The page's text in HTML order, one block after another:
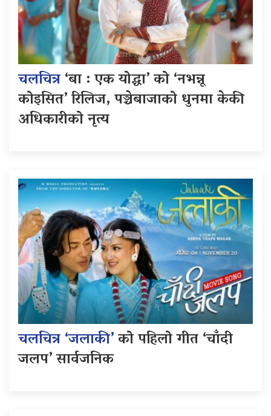
चलचित्र‘बा : एक योद्धा’ को ‘नभन्नू
कोइसित’ रिलिज, पञ्चेबाजाको धुनमा केकी
अधिकारीको नृत्य
चलचित्र ‘जलाकी’को पहिलो गीत ‘चाँदी
जलप’ सार्वजनिक